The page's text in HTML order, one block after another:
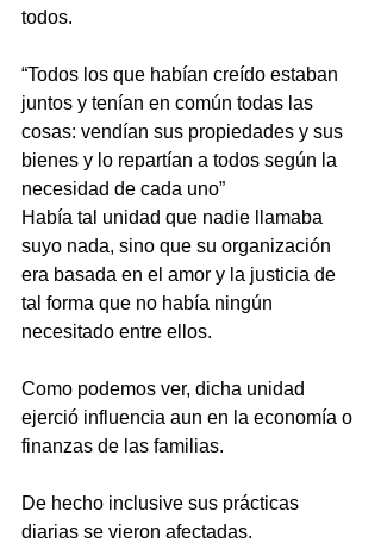
todos.
“Todos los que habían creído estaban
juntos y tenían en común todas las
cosas: vendían sus propiedades y sus
bienes y lo repartían a todos según la
necesidad de cada uno”
Había tal unidad que nadie llamaba
suyo nada, sino que su organización
era basada en el amor y la justicia de
tal forma que no había ningún
necesitado entre ellos.
Como podemos ver, dicha unidad
ejerció influencia aun en la economía o
finanzas de las familias.
De hecho inclusive sus prácticas
diarias se vieron afectadas.